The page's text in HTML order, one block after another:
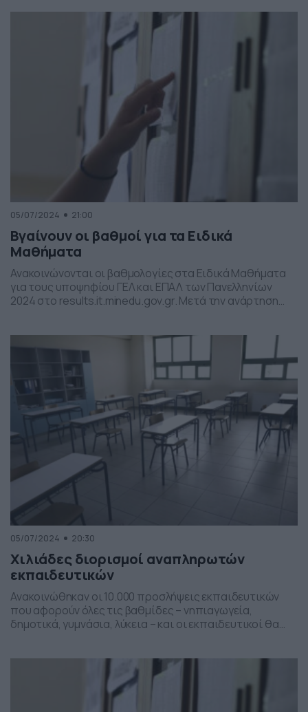
και καλόκαρδος, σε βαθμό, όμως που να χαρακτηρίζεται
05/07/2024 21:00
Βγαίνουν οι βαθμοί για τα Ειδικά
Μαθήματα
Ανακοινώνονται οι βαθμολογίες στα Ειδικά Μαθήματα
για τους υποψηφίου ΓΕΛ και ΕΠΑΛ των Πανελληνίων
2024 στο results.it.minedu.gov.gr. Μετά την ανάρτηση
(ΕΔΩ), ειδικά για τις σχολές στις οποίες είναι
προαπαιτούμενα αυτά τα μαθήματα. Μέχρι το μεσημέρι
θα έχει γίνει πλήρης ενημέρωση […]
05/07/2024 20:30
Χιλιάδες διορισμοί αναπληρωτών
εκπαιδευτικών
Ανακοινώθηκαν οι 10.000 προσλήψεις εκπαιδευτικών
που αφορούν όλες τις βαθμίδες – νηπιαγωγεία,
δημοτικά, γυμνάσια, λύκεια – και οι εκπαιδευτικοί θα
Πιερρακάκης. Ωστόσο έχει δοθεί περισσότερη έμφαση
στην ειδική αγωγή και τη δευτεροβάθμια εκπαίδευση.
«Ένα κομμάτι – περίπου 4.500 – είναι από […]